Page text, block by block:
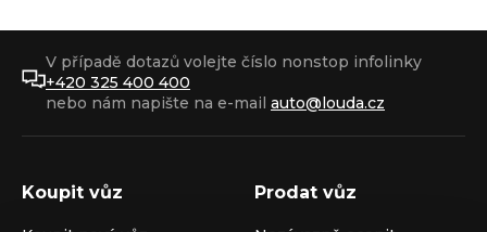
V případě dotazů volejte číslo nonstop infolinky
+420 325 400 400
nebo nám napište na e-mail auto@louda.cz
Koupit vůz Prodat vůz